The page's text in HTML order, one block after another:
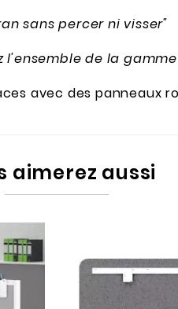
sans percer ni visser"
de la
avec des panneaux
aimerez aussi